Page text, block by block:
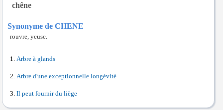
chêne
Synonyme de CHENE
rouvre, yeuse.
Arbre à glands
Arbre d'une exceptionnelle longévité
Il peut fournir du liège